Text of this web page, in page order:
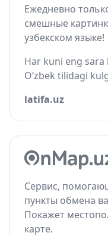
Ежедневно
смешные
узбекском языке!
Har kuni eng
O‘zbek tilidagi
latifa.uz
Сервис,
пункты обмена
Покажет
карте.